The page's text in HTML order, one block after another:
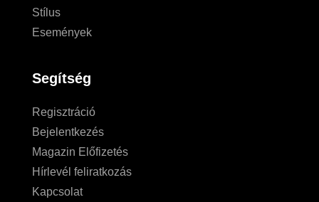
Stílus
Események
Segítség
Regisztráció
Bejelentkezés
Magazin Előfizetés
Hírlevél feliratkozás
Kapcsolat